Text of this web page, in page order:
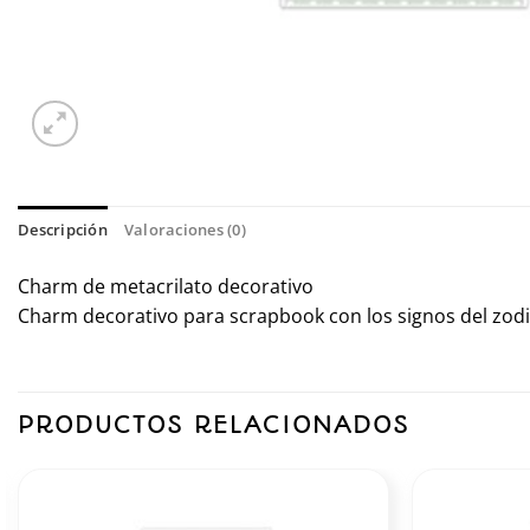
Descripción Valoraciones (0)
Charm de metacrilato decorativo
Charm decorativo para scrapbook con los signos del
PRODUCTOS RELACIONADOS